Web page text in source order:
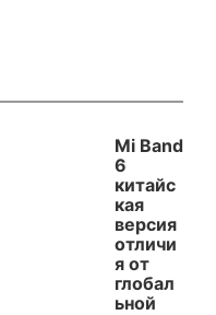
Mi Band
6
китайс
кая
версия
отличи
я от
глобал
ьной